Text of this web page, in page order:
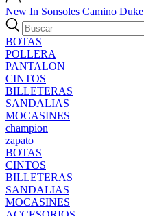
New In Sonsoles Camino Duke
BOTAS
POLLERA
PANTALON
CINTOS
BILLETERAS
SANDALIAS
MOCASINES
champion
zapato
BOTAS
CINTOS
BILLETERAS
SANDALIAS
MOCASINES